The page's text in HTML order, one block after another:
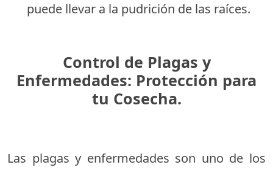
puede llevar a la pudrición de las raíces.
Control de Plagas y
Enfermedades: Protección para
tu Cosecha.
Las plagas y enfermedades son uno de los